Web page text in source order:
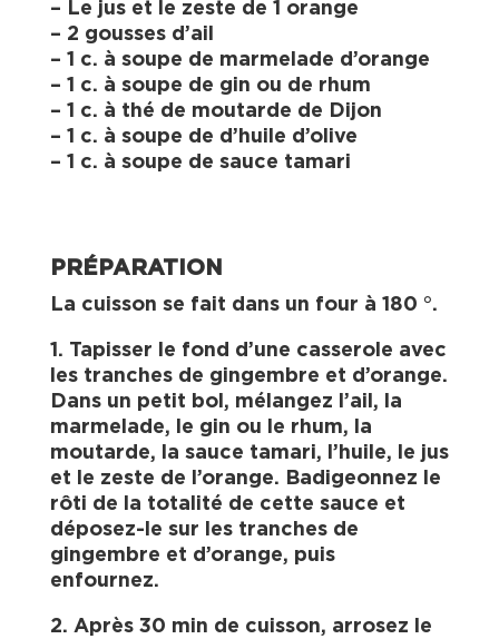
– Le jus et le zeste de 1 orange
– 2 gousses d’ail
– 1 c. à soupe de marmelade d’orange
– 1 c. à soupe de gin ou de rhum
– 1 c. à thé de moutarde de Dijon
– 1 c. à soupe de d’huile d’olive
– 1 c. à soupe de sauce tamari
PRÉPARATION
La cuisson se fait dans un four à 180 °.
1. Tapisser le fond d’une casserole avec
les tranches de gingembre et d’orange.
Dans un petit bol, mélangez l’ail, la
marmelade, le gin ou le rhum, la
moutarde, la sauce tamari, l’huile, le jus
et le zeste de l’orange. Badigeonnez le
rôti de la totalité de cette sauce et
déposez-le sur les tranches de
gingembre et d’orange, puis
enfournez.
2. Après 30 min de cuisson, arrosez le